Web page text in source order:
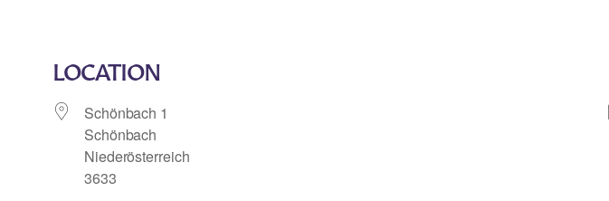
LOCATION
Schönbach 1
Schönbach
Niederösterreich
3633